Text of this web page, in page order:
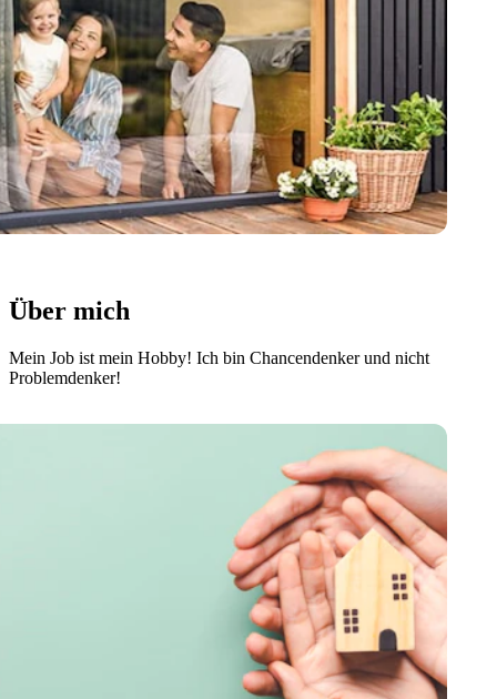
Über mich
Mein Job ist mein Hobby! Ich bin Chancendenker und nicht
Problemdenker!